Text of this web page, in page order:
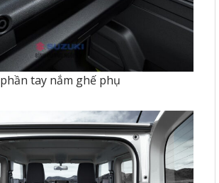
phần tay nắm ghế phụ